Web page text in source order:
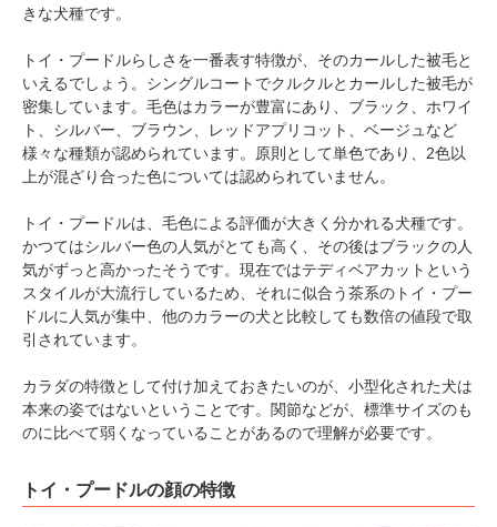
きな犬種です。
トイ・プードルらしさを一番表す特徴が、そのカールした被毛と
いえるでしょう。シングルコートでクルクルとカールした被毛が
密集しています。毛色はカラーが豊富にあり、ブラック、ホワイ
ト、シルバー、ブラウン、レッドアプリコット、ベージュなど
様々な種類が認められています。原則として単色であり、2色以
上が混ざり合った色については認められていません。
トイ・プードルは、毛色による評価が大きく分かれる犬種です。
かつてはシルバー色の人気がとても高く、その後はブラックの人
気がずっと高かったそうです。現在ではテディベアカットという
スタイルが大流行しているため、それに似合う茶系のトイ・プー
ドルに人気が集中、他のカラーの犬と比較しても数倍の値段で取
引されています。
カラダの特徴として付け加えておきたいのが、小型化された犬は
本来の姿ではないということです。関節などが、標準サイズのも
のに比べて弱くなっていることがあるので理解が必要です。
トイ・プードルの顔の特徴
pecodogs
いぬ部をフォロー
pecocats
ねこ部をフォロー
アプリをダウンロードする